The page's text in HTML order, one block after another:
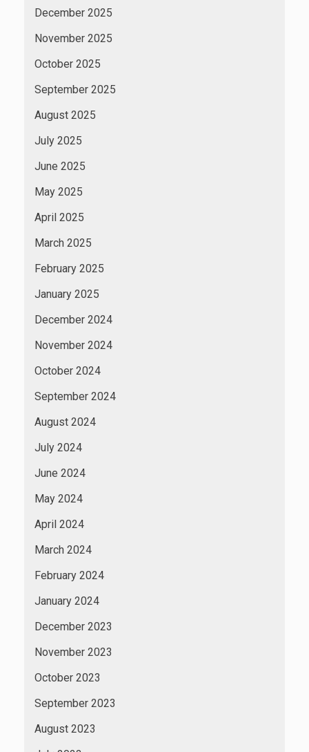
December 2025
November 2025
October 2025
September 2025
August 2025
July 2025
June 2025
May 2025
April 2025
March 2025
February 2025
January 2025
December 2024
November 2024
October 2024
September 2024
August 2024
July 2024
June 2024
May 2024
April 2024
March 2024
February 2024
January 2024
December 2023
November 2023
October 2023
September 2023
August 2023